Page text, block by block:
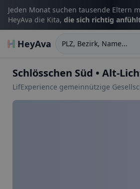
Jeden Monat suchen tausende Eltern
HeyAva die Kita, die sich richtig
HeyAva PLZ, Bezirk, Name...
Schlösschen Süd • Alt-
LifExperience gemeinnützige